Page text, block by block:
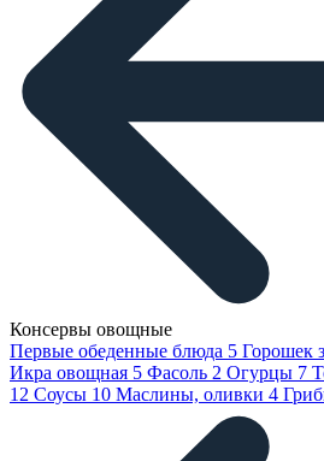
Консервы овощные
Первые обеденные блюда 5 Горошек
Икра овощная 5 Фасоль 2 Огурцы 7
12 Соусы 10 Маслины, оливки 4